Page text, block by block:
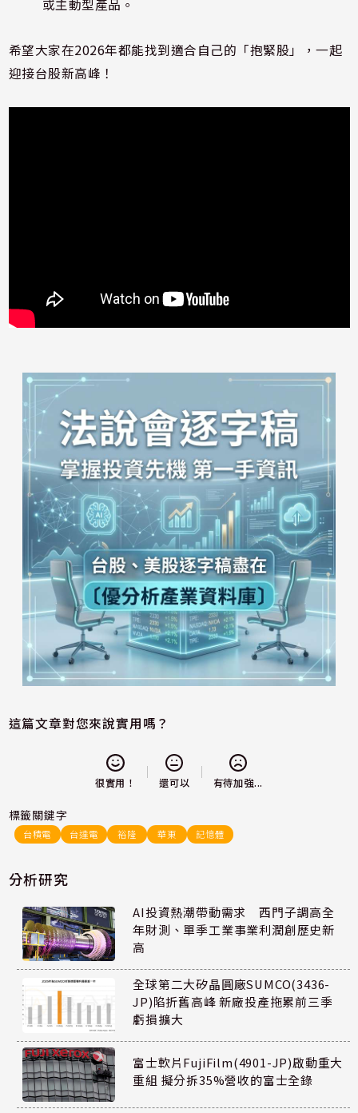
或主動型產品。
希望大家在2026年都能找到適合自己的「抱緊股」，一起
迎接台股新高峰！
這篇文章對您來說實用嗎？
很實用！ 還可以 有待加強...
標籤關鍵字
台積電 台達電 裕隆 華東 記憶體
分析研究
AI投資熱潮帶動需求 西門子調高全
年財測、單季工業事業利潤創歷史新
高
全球第二大矽晶圓廠SUMCO(3436-
JP)陷折舊高峰 新廠投產拖累前三季
虧損擴大
富士軟片FujiFilm(4901-JP)啟動重大
重組 擬分拆35%營收的富士全錄